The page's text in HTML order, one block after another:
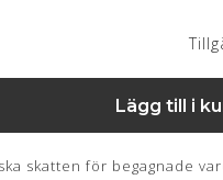
Lägg till i
skatten för begagnade